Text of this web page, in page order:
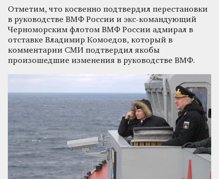
Отметим, что косвенно подтвердил перестановки
в руководстве ВМФ России и экс-командующий
Черноморским флотом ВМФ России адмирал в
отставке Владимир Комоедов, который в
комментарии СМИ подтвердил якобы
произошедшие изменения в руководстве ВМФ.